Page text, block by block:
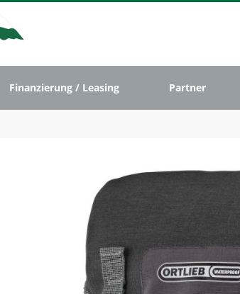
Finanzierung / Leasing Partner